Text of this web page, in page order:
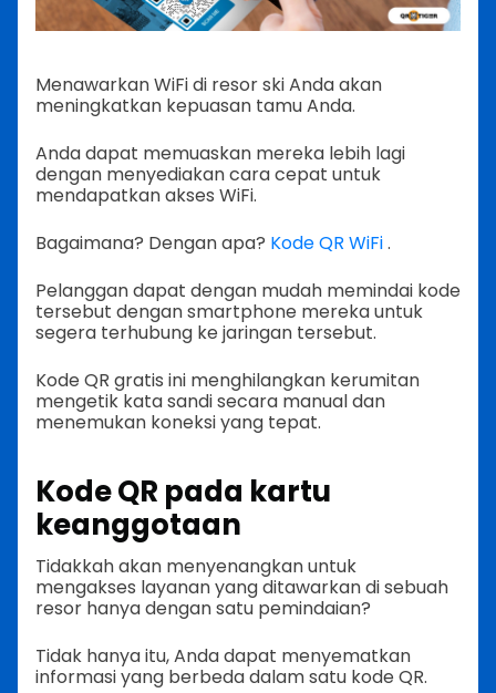
Menawarkan WiFi di resor ski Anda akan
meningkatkan kepuasan tamu Anda.
Anda dapat memuaskan mereka lebih lagi
dengan menyediakan cara cepat untuk
mendapatkan akses WiFi.
Bagaimana? Dengan apa? Kode QR WiFi.
Pelanggan dapat dengan mudah memindai kode
tersebut dengan smartphone mereka untuk
segera terhubung ke jaringan tersebut.
Kode QR gratis ini menghilangkan kerumitan
mengetik kata sandi secara manual dan
menemukan koneksi yang tepat.
Kode QR pada kartu
keanggotaan
Tidakkah akan menyenangkan untuk
mengakses layanan yang ditawarkan di sebuah
resor hanya dengan satu pemindaian?
Tidak hanya itu, Anda dapat menyematkan
informasi yang berbeda dalam satu kode QR.